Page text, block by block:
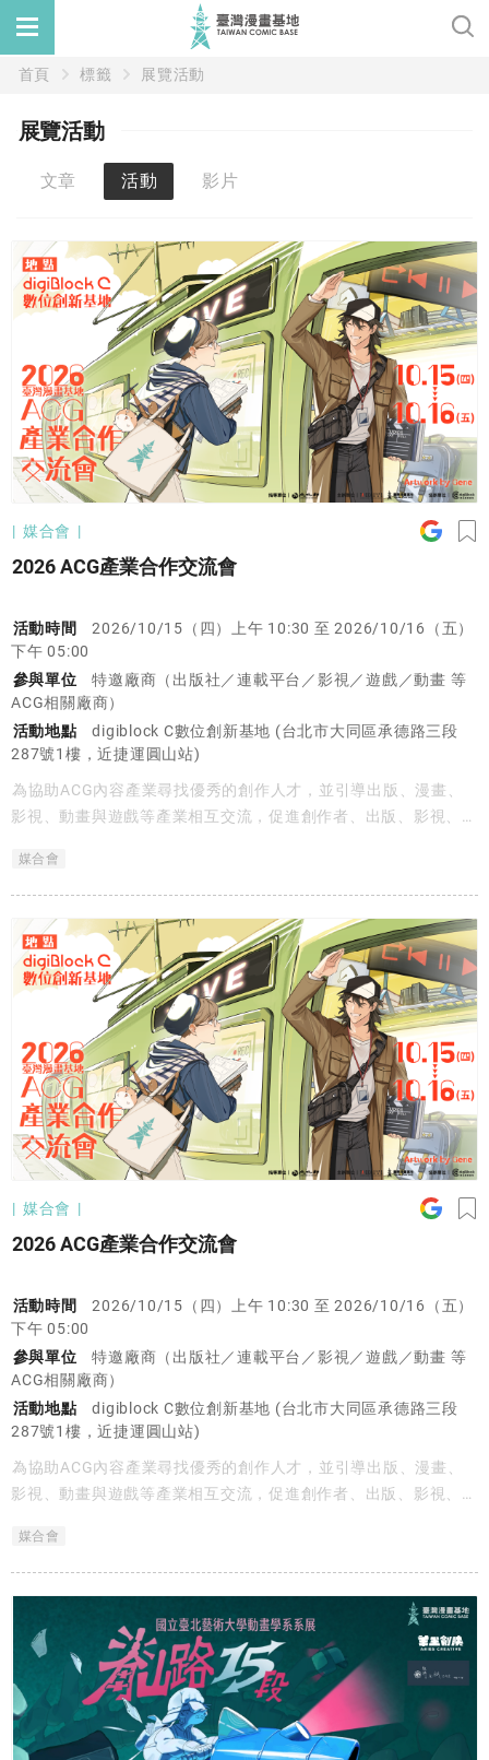
首頁 標籤 展覽活動
展覽活動
文章 活動 影片
媒合會
2026 ACG產業合作交流會
活動時間
2026/10/15（四）上午 10:30 至 2026/10/16（五）
下午 05:00
參與單位
特邀廠商（出版社／連載平台／影視／遊戲／動畫 等
ACG相關廠商）
活動地點
digiblock C數位創新基地 (台北市大同區承德路三段
287號1樓，近捷運圓山站)
為協助ACG內容產業尋找優秀的創作人才，並引導出版、漫畫、
影視、動畫與遊戲等產業相互交流，促進創作者、出版、影視、遊
「2026 ACG產業合作交流會」，邀請國內出版社、數位平台、遊
戲、動畫、影視等產業共同參與，並開放創作者預約報名，製造創
作者與ACG產業及異業媒合的契機。
媒合會
媒合會
2026 ACG產業合作交流會
活動時間
2026/10/15（四）上午 10:30 至 2026/10/16（五）
下午 05:00
參與單位
特邀廠商（出版社／連載平台／影視／遊戲／動畫 等
ACG相關廠商）
活動地點
digiblock C數位創新基地 (台北市大同區承德路三段
287號1樓，近捷運圓山站)
為協助ACG內容產業尋找優秀的創作人才，並引導出版、漫畫、
影視、動畫與遊戲等產業相互交流，促進創作者、出版、影視、遊
「2026 ACG產業合作交流會」，邀請國內出版社、數位平台、遊
戲、動畫、影視等產業共同參與，並開放創作者預約報名，製造創
作者與ACG產業及異業媒合的契機。
媒合會